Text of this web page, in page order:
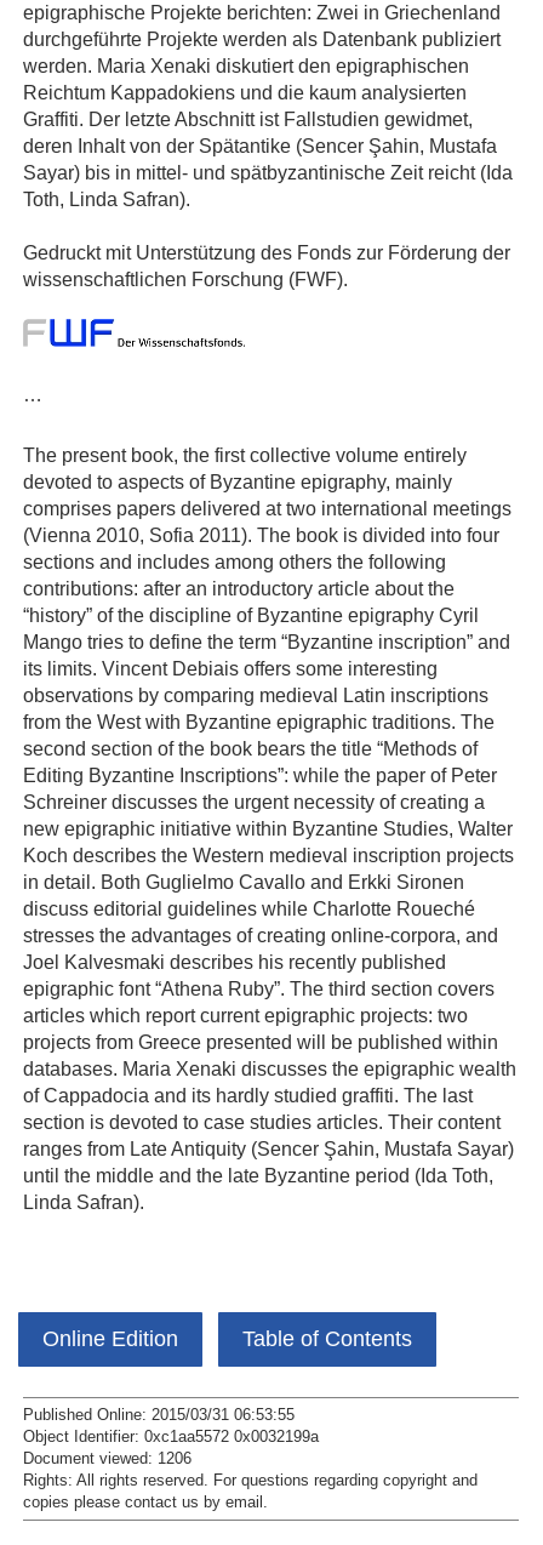
epigraphische Projekte berichten: Zwei in Griechenland
durchgeführte Projekte werden als Datenbank publiziert
werden. Maria Xenaki diskutiert den epigraphischen
Reichtum Kappadokiens und die kaum analysierten
Graffiti. Der letzte Abschnitt ist Fallstudien gewidmet,
deren Inhalt von der Spätantike (Sencer Şahin, Mustafa
Sayar) bis in mittel- und spätbyzantinische Zeit reicht (Ida
Toth, Linda Safran).
Gedruckt mit Unterstützung des Fonds zur Förderung der
wissenschaftlichen Forschung (FWF).
…
The present book, the first collective volume entirely
devoted to aspects of Byzantine epigraphy, mainly
comprises papers delivered at two international meetings
(Vienna 2010, Sofia 2011). The book is divided into four
sections and includes among others the following
contributions: after an introductory article about the
“history” of the discipline of Byzantine epigraphy Cyril
Mango tries to define the term “Byzantine inscription” and
its limits. Vincent Debiais offers some interesting
observations by comparing medieval Latin inscriptions
from the West with Byzantine epigraphic traditions. The
second section of the book bears the title “Methods of
Editing Byzantine Inscriptions”: while the paper of Peter
Schreiner discusses the urgent necessity of creating a
new epigraphic initiative within Byzantine Studies, Walter
Koch describes the Western medieval inscription projects
in detail. Both Guglielmo Cavallo and Erkki Sironen
discuss editorial guidelines while Charlotte Roueché
stresses the advantages of creating online-corpora, and
Joel Kalvesmaki describes his recently published
epigraphic font “Athena Ruby”. The third section covers
articles which report current epigraphic projects: two
projects from Greece presented will be published within
databases. Maria Xenaki discusses the epigraphic wealth
of Cappadocia and its hardly studied graffiti. The last
section is devoted to case studies articles. Their content
ranges from Late Antiquity (Sencer Şahin, Mustafa Sayar)
until the middle and the late Byzantine period (Ida Toth,
Linda Safran).
Online Edition Table of Contents
Published Online: 2015/03/31 06:53:55
Object Identifier: 0xc1aa5572 0x0032199a
Document viewed: 1206
Rights: All rights reserved. For questions regarding copyright and
copies please contact us by email .